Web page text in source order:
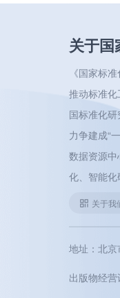
关于国
《国家标
推动标准
国标准化
力争建成“
数据资源
化、智能化
关于我
地址：北
出版物经